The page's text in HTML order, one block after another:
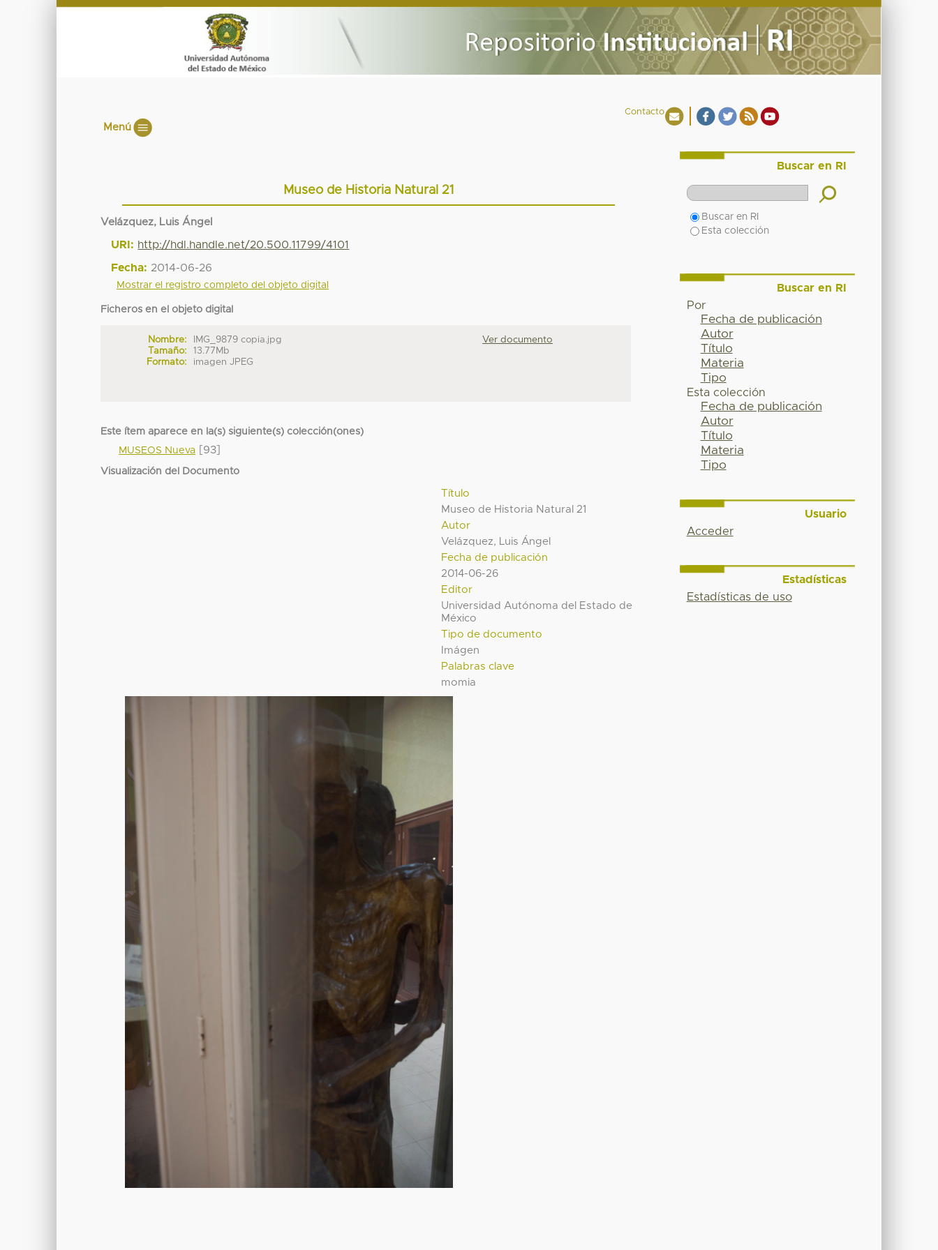
Contacto
Menú
Museo de Historia Natural 21
Velázquez, Luis Ángel
URI: http://hdl.handle.net/20.500.11799/4101
Fecha: 2014-06-26
Mostrar el registro completo del objeto digital
Ficheros en el objeto digital
Nombre:
IMG_9879 copia.jpg
Tamaño:
13.77Mb
Formato:
imagen JPEG
Ver documento
Este ítem aparece en la(s) siguiente(s) colección(ones)
MUSEOS Nueva [93]
Visualización del Documento
Título
Museo de Historia Natural 21
Autor
Velázquez, Luis Ángel
Fecha de publicación
2014-06-26
Editor
Universidad Autónoma del Estado de
México
Tipo de documento
Imágen
Palabras clave
momia
Buscar en RI
Buscar en RI
Esta colección
Buscar en RI
Por
Fecha de publicación
Autor
Título
Materia
Tipo
Esta colección
Fecha de publicación
Autor
Título
Materia
Tipo
Usuario
Acceder
Estadísticas
Estadísticas de uso